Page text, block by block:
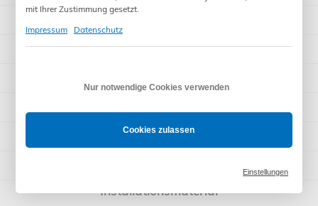
Rollladenzubehör
Garagentorantriebe
Schnäppchen
Installationsmaterial
mit Ihrer Zustimmung gesetzt.
Impressum
Datenschutz
Nur notwendige Cookies verwenden
Cookies zulassen
Einstellungen